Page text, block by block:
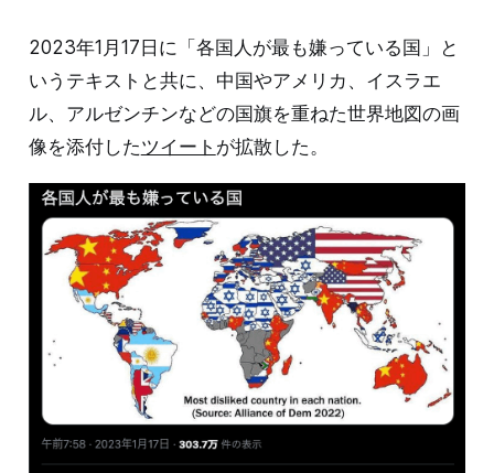
2023年1月17日に「各国人が最も嫌っている国」と
いうテキストと共に、中国やアメリカ、イスラエ
ル、アルゼンチンなどの国旗を重ねた世界地図の画
像を添付したツイート が拡散した。